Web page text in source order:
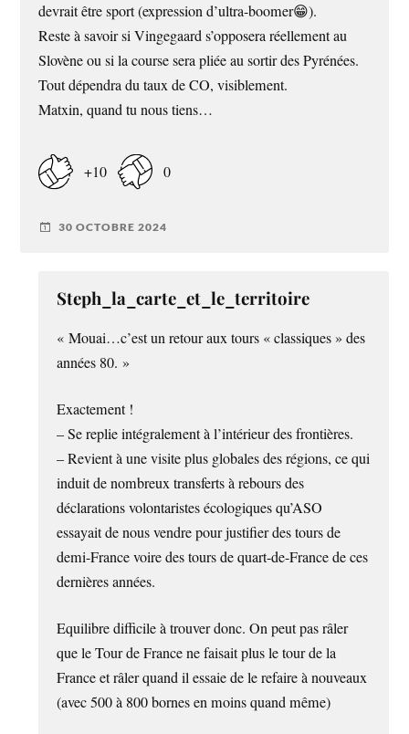
devrait être sport (expression d’ultra-boomer😁).
Reste à savoir si Vingegaard s’opposera réellement au
Slovène ou si la course sera pliée au sortir des Pyrénées.
Tout dépendra du taux de CO, visiblement.
Matxin, quand tu nous tiens…
+10 0
30 OCTOBRE 2024
Steph_la_carte_et_le_territoire
« Mouai…c’est un retour aux tours « classiques » des
années 80. »
Exactement !
– Se replie intégralement à l’intérieur des frontières.
– Revient à une visite plus globales des régions, ce qui
induit de nombreux transferts à rebours des
déclarations volontaristes écologiques qu’ASO
essayait de nous vendre pour justifier des tours de
demi-France voire des tours de quart-de-France de ces
dernières années.
Equilibre difficile à trouver donc. On peut pas râler
que le Tour de France ne faisait plus le tour de la
France et râler quand il essaie de le refaire à nouveaux
(avec 500 à 800 bornes en moins quand même)